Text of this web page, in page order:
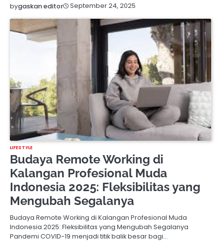
bygaskan editor September 24, 2025
LIFESTYLE
Budaya Remote Working di
Kalangan Profesional Muda
Indonesia 2025: Fleksibilitas yang
Mengubah Segalanya
Budaya Remote Working di Kalangan Profesional Muda
Indonesia 2025: Fleksibilitas yang Mengubah Segalanya
Pandemi COVID-19 menjadi titik balik besar bagi…